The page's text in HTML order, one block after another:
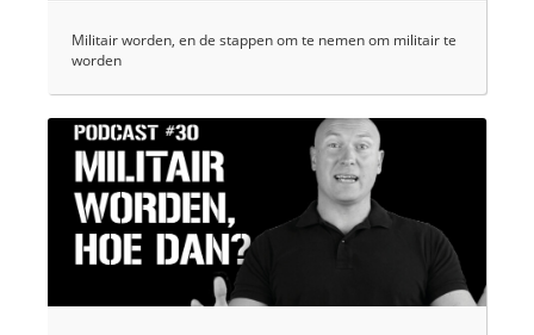
Militair worden, en de stappen om te nemen om militair te
worden